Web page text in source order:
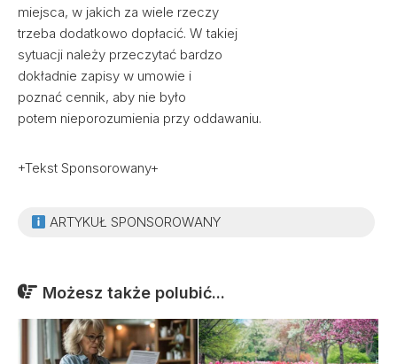
miejsca, w jakich za wiele rzeczy
trzeba dodatkowo dopłacić. W takiej
sytuacji należy przeczytać bardzo
dokładnie zapisy w umowie i
poznać cennik, aby nie było
potem nieporozumienia przy oddawaniu.
+Tekst Sponsorowany+
ARTYKUŁ SPONSOROWANY
Możesz także polubić...